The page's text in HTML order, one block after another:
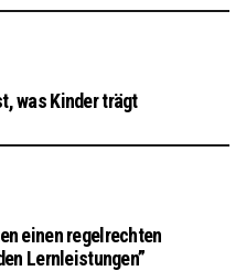
was Kinder trägt
einen regelrechten
Lernleistungen”